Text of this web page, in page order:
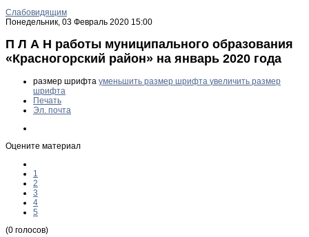
Слабовидящим
Понедельник, 03 Февраль 2020 15:00
П Л А Н работы муниципального образования
«Красногорский район» на январь 2020 года
размер шрифта уменьшить размер шрифта увеличить размер
шрифта
Печать
Эл. почта
Оцените материал
1
2
3
4
5
(0 голосов)